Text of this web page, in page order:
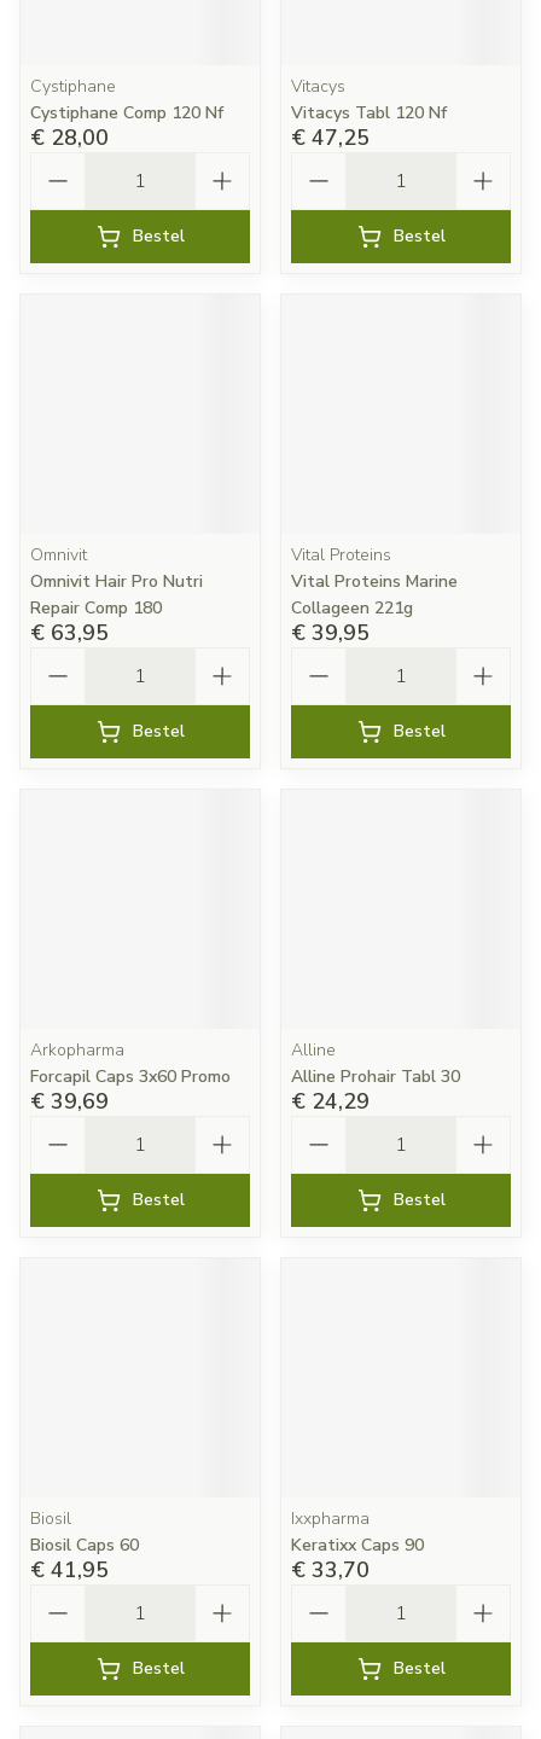
Cystiphane
Cystiphane Comp 120 Nf
€ 28,00
Bestel
Vitacys
Vitacys Tabl 120 Nf
€ 47,25
Bestel
Omnivit
Omnivit Hair Pro Nutri
Repair Comp 180
€ 63,95
Bestel
Vital Proteins
Vital Proteins Marine
Collageen 221g
€ 39,95
Bestel
Arkopharma
Forcapil Caps 3x60 Promo
€ 39,69
Bestel
Alline
Alline Prohair Tabl 30
€ 24,29
Bestel
Biosil
Biosil Caps 60
€ 41,95
Bestel
Ixxpharma
Keratixx Caps 90
€ 33,70
Bestel